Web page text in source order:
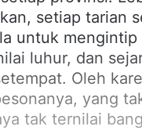
setiap tarian
untuk mengintip
luhur, dan
Oleh
yang
tak ternilai